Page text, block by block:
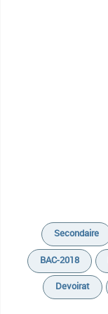
Secondaire
BAC-2018
Devoirat